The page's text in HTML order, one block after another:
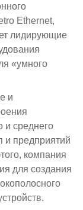
Ethernet,
лидирующие
«умного
и
и среднего
и предприятий
компания
для создания